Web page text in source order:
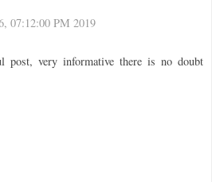
07:12:00 PM 2019
post, very informative there is no doubt